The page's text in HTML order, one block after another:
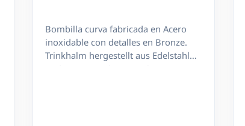
Bombilla curva fabricada en Acero
inoxidable con detalles en Bronze.
Trinkhalm hergestellt aus Edelstahl